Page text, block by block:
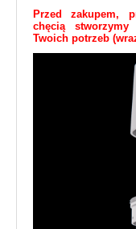
Przed zakupem,
chęcią
Twoich potrzeb